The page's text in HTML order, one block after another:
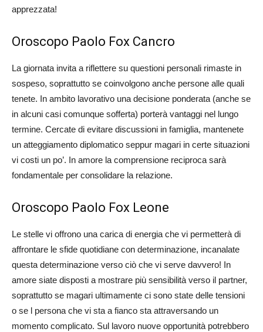
apprezzata!
Oroscopo Paolo Fox Cancro
La giornata invita a riflettere su questioni personali rimaste in
sospeso, soprattutto se coinvolgono anche persone alle quali
tenete. In ambito lavorativo una decisione ponderata (anche se
in alcuni casi comunque sofferta) porterà vantaggi nel lungo
termine. Cercate di evitare discussioni in famiglia, mantenete
un atteggiamento diplomatico seppur magari in certe situazioni
vi costi un po’. In amore la comprensione reciproca sarà
fondamentale per consolidare la relazione.
Oroscopo Paolo Fox Leone
Le stelle vi offrono una carica di energia che vi permetterà di
affrontare le sfide quotidiane con determinazione, incanalate
questa determinazione verso ciò che vi serve davvero! In
amore siate disposti a mostrare più sensibilità verso il partner,
soprattutto se magari ultimamente ci sono state delle tensioni
o se l persona che vi sta a fianco sta attraversando un
momento complicato. Sul lavoro nuove opportunità potrebbero